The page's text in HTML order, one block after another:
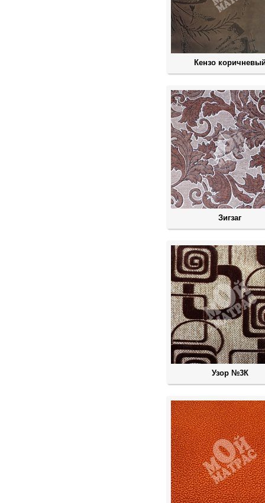
Кензо
Зигзаг
Узор №3К